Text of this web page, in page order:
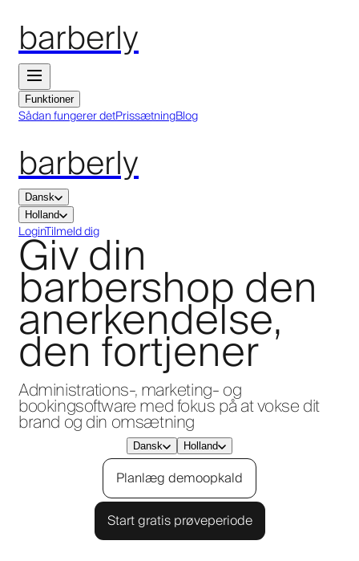
barberly
Funktioner
Sådan fungerer detPrissætningBlog
barberly
Dansk
Holland
LoginTilmeld dig
Giv din
barbershop den
anerkendelse,
den fortjener
Administrations-, marketing- og
bookingsoftware med fokus på at vokse dit
brand og din omsætning
Dansk Holland
Planlæg demoopkald
Start gratis prøveperiode